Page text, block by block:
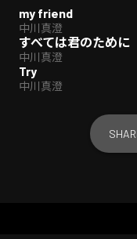
my friend
中川真澄
インストゥルメンタル
すべては君のために
中川真澄
Try
中川真澄